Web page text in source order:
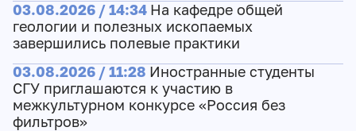
03.08.2026 / 14:34 На кафедре общей
геологии и полезных ископаемых
завершились полевые практики
03.08.2026 / 11:28 Иностранные студенты
СГУ приглашаются к участию в
межкультурном конкурсе «Россия без
фильтров»